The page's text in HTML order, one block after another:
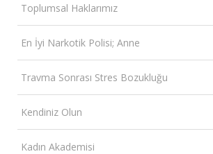
Toplumsal Haklarımız
En İyi Narkotik Polisi; Anne
Travma Sonrası Stres Bozukluğu
Kendiniz Olun
Kadın Akademisi